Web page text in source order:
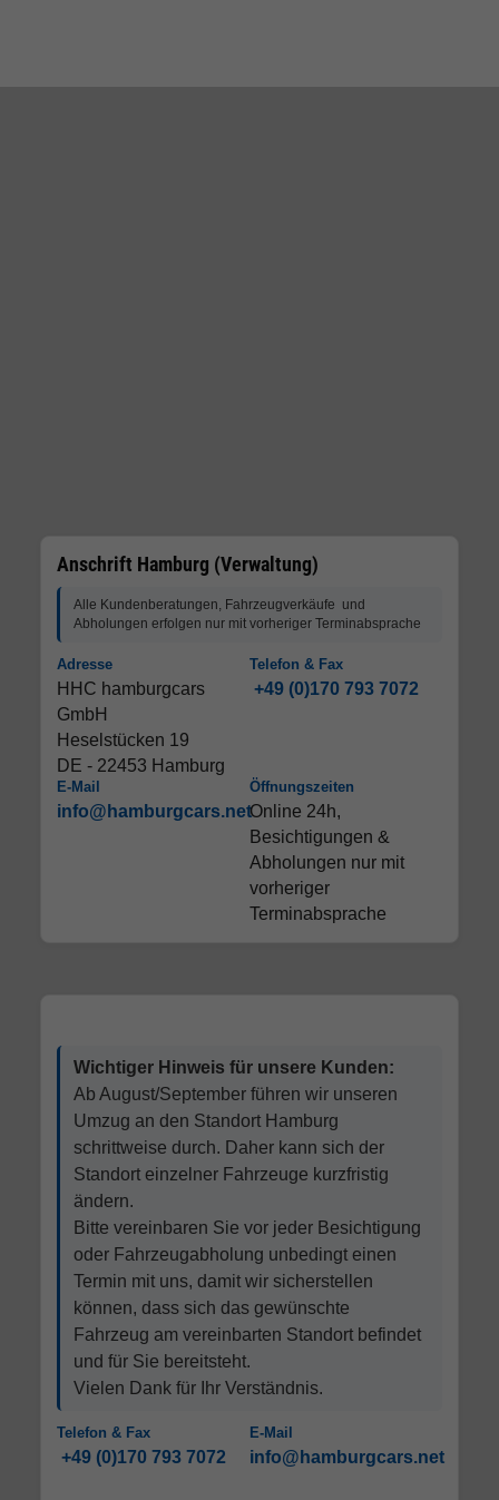
Anschrift Hamburg (Verwaltung)
Alle Kundenberatungen, Fahrzeugverkäufe und
Abholungen erfolgen nur mit vorheriger Terminabsprache
Adresse
HHC hamburgcars
GmbH
Heselstücken 19
DE - 22453 Hamburg
Telefon & Fax
+49 (0)170 793 7072
E-Mail
info@hamburgcars.net
Öffnungszeiten
Online 24h,
Besichtigungen &
Abholungen nur mit
vorheriger
Terminabsprache
Wichtiger Hinweis für unsere Kunden:
Ab August/September führen wir unseren
Umzug an den Standort Hamburg
schrittweise durch. Daher kann sich der
Standort einzelner Fahrzeuge kurzfristig
ändern.
Bitte vereinbaren Sie vor jeder Besichtigung
oder Fahrzeugabholung unbedingt einen
Termin mit uns, damit wir sicherstellen
können, dass sich das gewünschte
Fahrzeug am vereinbarten Standort befindet
und für Sie bereitsteht.
Vielen Dank für Ihr Verständnis.
Telefon & Fax
+49 (0)170 793 7072
E-Mail
info@hamburgcars.net